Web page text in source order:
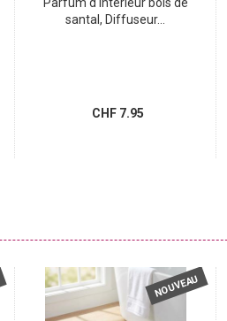
santal, Diffuseur...
CHF 7.95
NOUVEAU